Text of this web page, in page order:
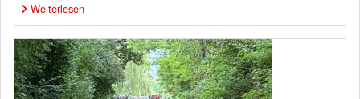
Weiterlesen